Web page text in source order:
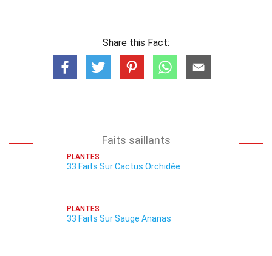
Share this Fact:
Faits saillants
PLANTES
33 Faits Sur Cactus Orchidée
PLANTES
33 Faits Sur Sauge Ananas